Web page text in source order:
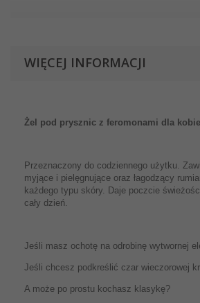
WIĘCEJ INFORMACJI
Żel pod prysznic z feromonami dla
Przeznaczony do codziennego użytku.
myjące i pielęgnujące oraz łagodzący
każdego typu skóry. Daje poczcie
cały dzień.
Jeśli masz ochotę na odrobinę wytwornej
Jeśli chcesz podkreślić czar wieczorowej
A może po prostu kochasz klasykę?